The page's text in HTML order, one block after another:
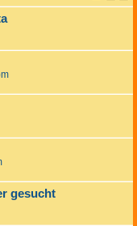
gesucht